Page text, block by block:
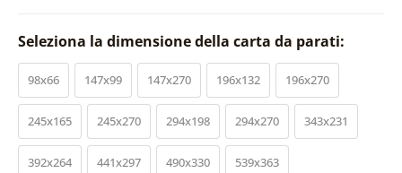
Seleziona la dimensione della carta da parati:
98x66 147x99 147x270 196x132 196x270
245x165 245x270 294x198 294x270 343x231
392x264 441x297 490x330 539x363